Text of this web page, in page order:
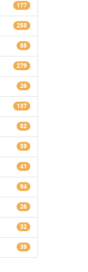
177
258
88
279
26
137
82
59
41
94
26
32
39